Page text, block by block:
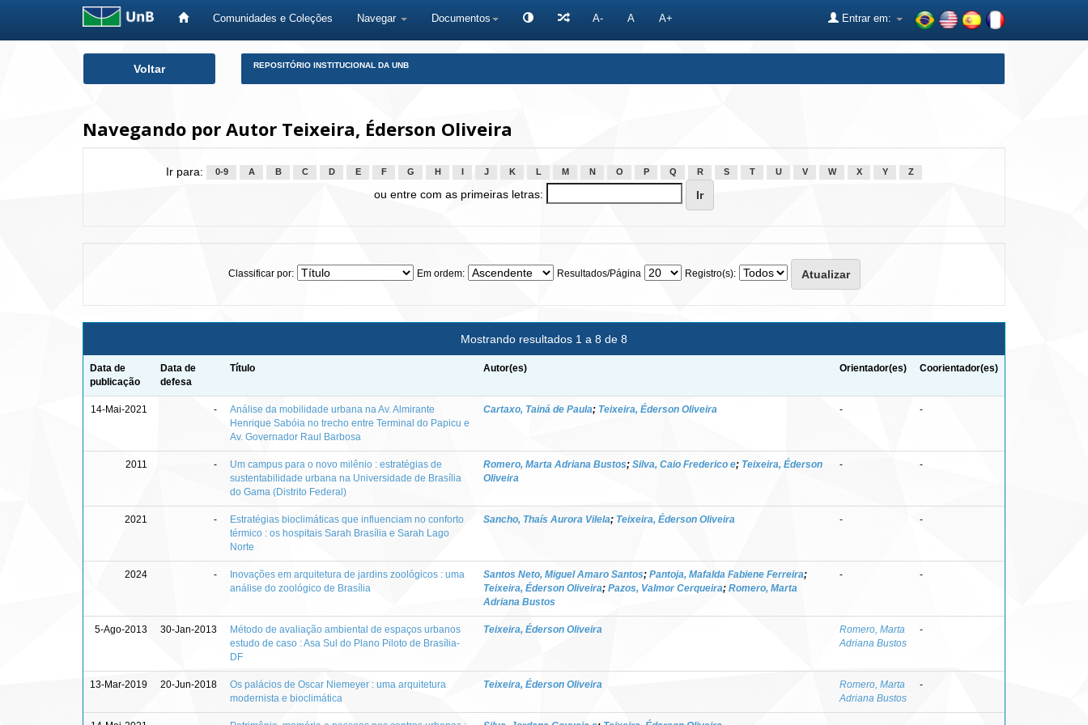
Comunidades e Coleções Navegar Documentos A- A A+ Entrar em:
Voltar REPOSITÓRIO INSTITUCIONAL DA UNB
Navegando por Autor Teixeira, Éderson Oliveira
Ir para: 0-9 A B C D E F G H J K L M N O P Q R S T U V W X Y Z
ou entre com as primeiras letras:
Classificar por: Em ordem: Resultados/Página Registro(s):
Mostrando resultados 1 a 8 de 8
Data de
publicação
Data de
defesa
Título Autor(es) Orientador(es) Coorientador(es)
14-Mai-2021 -
Análise da mobilidade urbana na Av. Almirante
Henrique Sabóia no trecho entre Terminal do Papicu e
Av. Governador Raul Barbosa
Cartaxo, Tainá de Paula; Teixeira, Éderson Oliveira - -
2011 -
Um campus para o novo milênio : estratégias de
sustentabilidade urbana na Universidade de Brasília
do Gama (Distrito Federal)
Romero, Marta Adriana Bustos; Silva, Caio Frederico e; Teixeira, Éderson
Oliveira
- -
2021 -
Estratégias bioclimáticas que influenciam no conforto
térmico : os hospitais Sarah Brasília e Sarah Lago
Norte
Sancho, Thaís Aurora Vilela; Teixeira, Éderson Oliveira - -
2024 -
Inovações em arquitetura de jardins zoológicos : uma
análise do zoológico de Brasília
Santos Neto, Miguel Amaro Santos; Pantoja, Mafalda Fabiene Ferreira;
Teixeira, Éderson Oliveira; Pazos, Valmor Cerqueira; Romero, Marta
Adriana Bustos
- -
5-Ago-2013 30-Jan-2013
Método de avaliação ambiental de espaços urbanos
estudo de caso : Asa Sul do Plano Piloto de Brasília-
DF
Teixeira, Éderson Oliveira
Romero, Marta
Adriana Bustos
-
13-Mar-2019 20-Jun-2018
Os palácios de Oscar Niemeyer : uma arquitetura
modernista e bioclimática
Teixeira, Éderson Oliveira
Romero, Marta
Adriana Bustos
-